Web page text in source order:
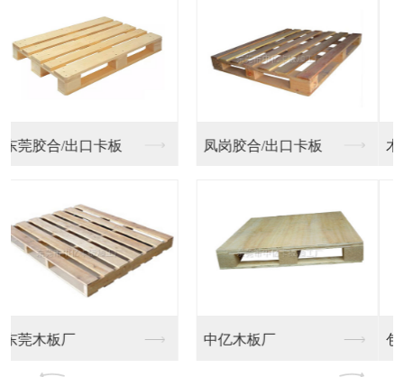
木板包装木箱 木板包装箱
包装木箱 木板包装箱